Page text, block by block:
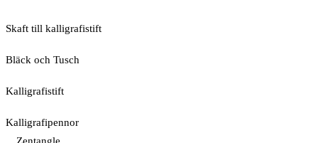
Skaft till kalligrafistift
Bläck och Tusch
Kalligrafistift
Kalligrafipennor